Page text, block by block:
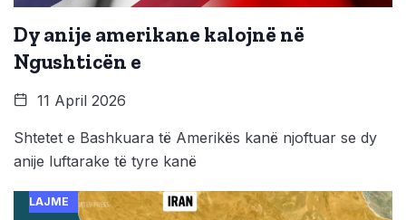
Dy anije amerikane kalojnë në
Ngushticën e
11 April 2026
Shtetet e Bashkuara të Amerikës kanë njoftuar se dy
anije luftarake të tyre kanë
LAJME